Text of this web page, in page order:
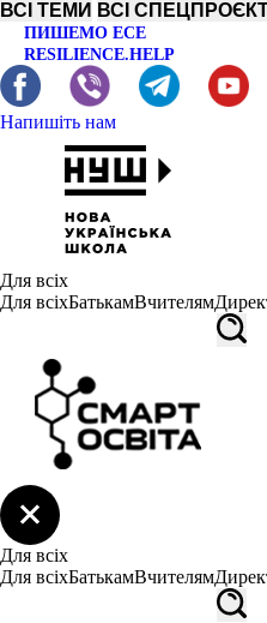
ВСІ ТЕМИ ВСІ
ПИШЕМО ЕСЕ
RESILIENCE.HELP
Напишіть нам
Для всіх
Для всіхБатькамВчителям
Для всіх
Для всіхБатькамВчителям